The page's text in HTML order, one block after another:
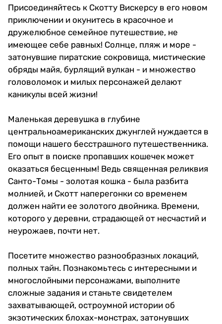
Присоединяйтесь к Скотту Вискерсу в его новом
приключении и окунитесь в красочное и
дружелюбное семейное путешествие, не
имеющее себе равных! Солнце, пляж и море -
затонувшие пиратские сокровища, мистические
обряды майя, бурлящий вулкан - и множество
головоломок и милых персонажей делают
каникулы всей жизни!
Маленькая деревушка в глубине
центральноамериканских джунглей нуждается в
помощи нашего бесстрашного путешественника.
Его опыт в поиске пропавших кошечек может
оказаться бесценным! Ведь священная реликвия
Санто-Томы - золотая кошка - была разбита
молнией, и Скотт наперегонки со временем
должен найти ее золотого двойника. Времени,
которого у деревни, страдающей от несчастий и
неурожаев, почти нет.
Посетите множество разнообразных локаций,
полных тайн. Познакомьтесь с интересными и
многослойными персонажами, выполните
сложные задания и станьте свидетелем
захватывающей, остроумной истории об
экзотических блохах-монстрах, затонувших